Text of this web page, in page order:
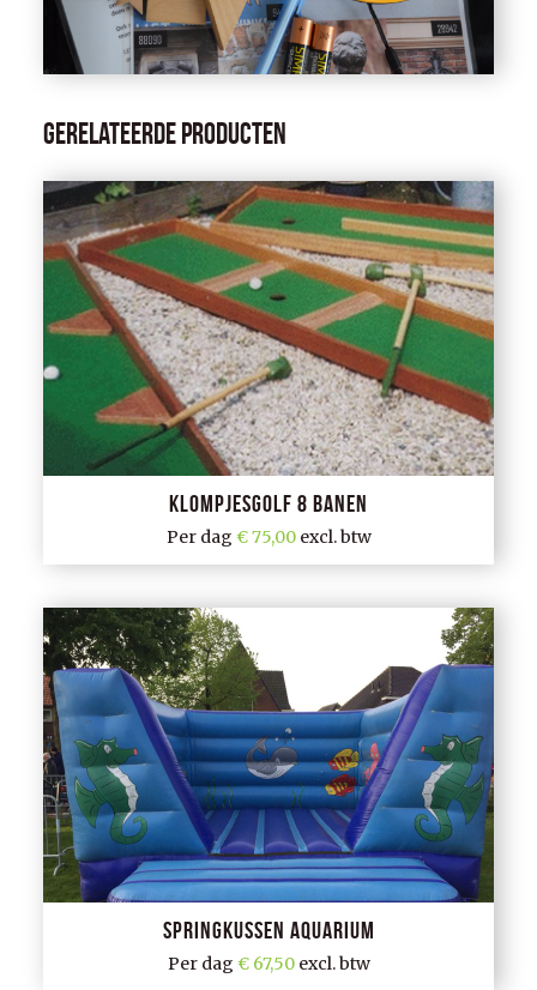
Gerelateerde producten
Klompjesgolf 8 banen
Per dag 75,00 excl. btw
Springkussen aquarium
Per dag 67,50excl. btw